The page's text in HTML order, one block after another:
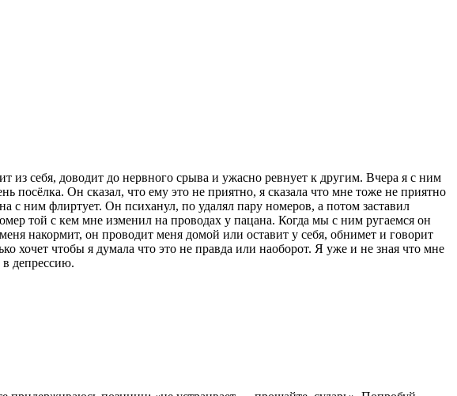
себя, доводит до нервного срыва и ужасно ревнует к другим. Вчера я с ним
посёлка. Он сказал, что ему это не приятно, я сказала что мне тоже не приятно
с ним флиртует. Он психанул, по удалял пару номеров, а потом заставил
той с кем мне изменил на проводах у пацана. Когда мы с ним ругаемся он
накормит, он проводит меня домой или оставит у себя, обнимет и говорит
хочет чтобы я думала что это не правда или наоборот. Я уже и не зная что мне
в депрессию.